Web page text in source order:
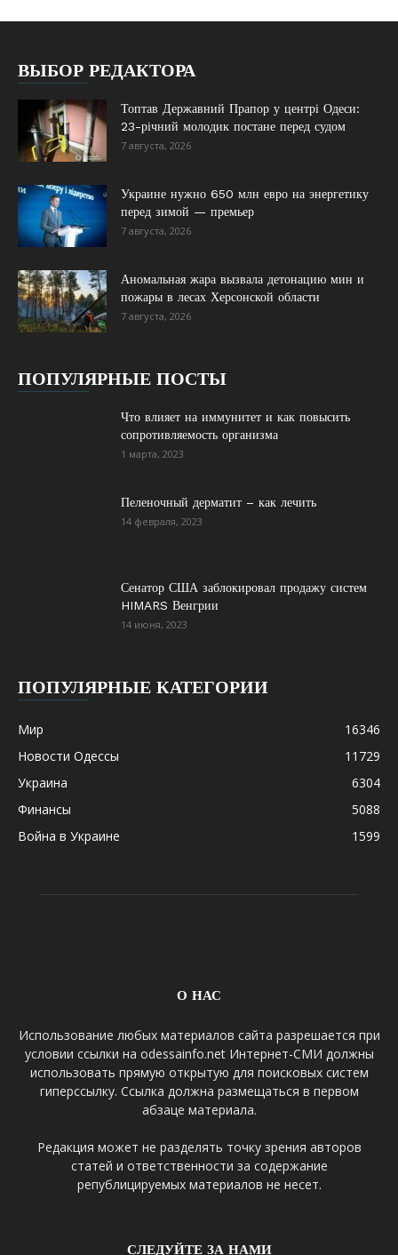
ВЫБОР РЕДАКТОРА
Топтав Державний Прапор у центрі Одеси:
23-річний молодик постане перед судом
7 августа, 2026
Украине нужно 650 млн евро на энергетику
перед зимой — премьер
7 августа, 2026
Аномальная жара вызвала детонацию мин и
пожары в лесах Херсонской области
7 августа, 2026
ПОПУЛЯРНЫЕ ПОСТЫ
Что влияет на иммунитет и как повысить
сопротивляемость организма
1 марта, 2023
Пеленочный дерматит – как лечить
14 февраля, 2023
Сенатор США заблокировал продажу систем
HIMARS Венгрии
14 июня, 2023
ПОПУЛЯРНЫЕ КАТЕГОРИИ
Мир
16346
Новости Одессы
11729
Украина
6304
Финансы
5088
Война в Украине
1599
О НАС
Использование любых материалов сайта разрешается при
условии ссылки на odessainfo.net Интернет-СМИ должны
использовать прямую открытую для поисковых систем
гиперссылку. Ссылка должна размещаться в первом
абзаце материала.
Редакция может не разделять точку зрения авторов
статей и ответственности за содержание
републицируемых материалов не несет.
СЛЕДУЙТЕ ЗА НАМИ